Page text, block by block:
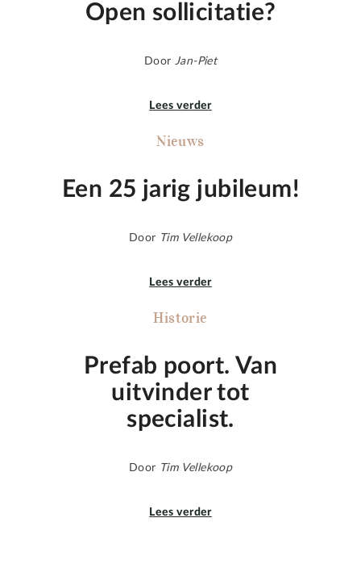
Open sollicitatie?
Door Jan-Piet
Lees verder
Nieuws
Een 25 jarig jubileum!
Door Tim Vellekoop
Lees verder
Historie
Prefab poort. Van
uitvinder tot
specialist.
Door Tim Vellekoop
Lees verder